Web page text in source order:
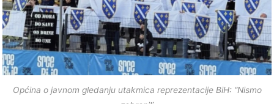
Općina o javnom gledanju utakmica reprezentacije BiH: “Nismo